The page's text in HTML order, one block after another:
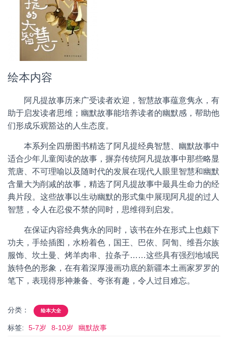
绘本内容
阿凡提故事历来广受读者欢迎，智慧故事蕴意隽永，有
助于启发读者思维；幽默故事能培养读者的幽默感，帮助他
们形成乐观豁达的人生态度。
本系列全四册图书精选了阿凡提经典智慧、幽默故事中
适合少年儿童阅读的故事，摒弃传统阿凡提故事中那些略显
荒唐、不可理喻以及随时代的发展在现代人眼里智慧和幽默
含量大为削减的故事，精选了阿凡提故事中最具生命力的经
典片段。这些故事以生动幽默的形式集中展现阿凡提的过人
智慧，令人在忍俊不禁的同时，思维得到启发。
在保证内容经典隽永的同时，该书在外在形式上也颇下
功夫，手绘插图，水粉着色，国王、巴依、阿訇、维吾尔族
服饰、坎土曼、烤羊肉串、拉条子……这些具有强烈地域民
族特色的形象，在有着深厚漫画功底的新疆本土画家罗罗的
笔下，表现得形神兼备、夸张有趣，令人过目难忘。
分类： 绘本大全
标签: 5-7岁 8-10岁 幽默故事